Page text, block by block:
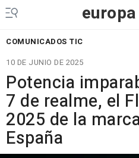
europa
COMUNICADOS TIC
10 DE JUNIO DE 2025
Potencia
7 de realme, el
2025 de la
España